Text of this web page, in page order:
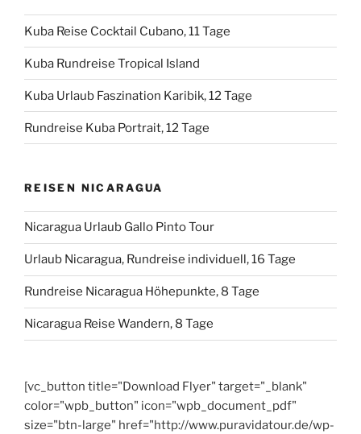
Kuba Reise Cocktail Cubano, 11 Tage
Kuba Rundreise Tropical Island
Kuba Urlaub Faszination Karibik, 12 Tage
Rundreise Kuba Portrait, 12 Tage
REISEN NICARAGUA
Nicaragua Urlaub Gallo Pinto Tour
Urlaub Nicaragua, Rundreise individuell, 16 Tage
Rundreise Nicaragua Höhepunkte, 8 Tage
Nicaragua Reise Wandern, 8 Tage
[vc_button title="Download Flyer" target="_blank"
color="wpb_button" icon="wpb_document_pdf"
size="btn-large" href="http://www.puravidatour.de/wp-